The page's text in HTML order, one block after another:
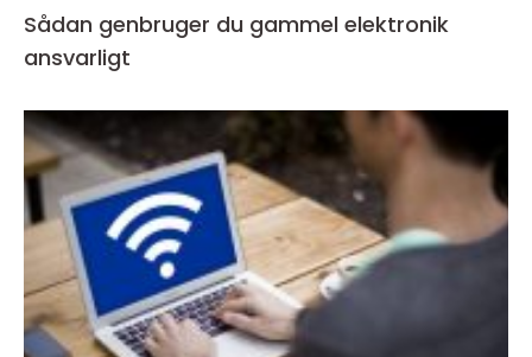
Sådan genbruger du gammel elektronik
ansvarligt